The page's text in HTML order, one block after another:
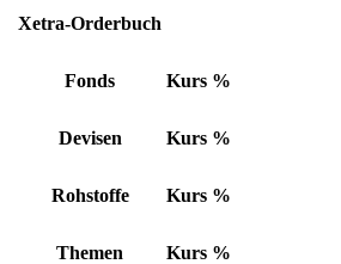
Xetra-Orderbuch
Fonds Kurs %
Devisen Kurs %
Rohstoffe Kurs %
Themen Kurs %